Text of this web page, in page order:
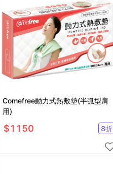
Comefree動力式熱敷墊(半弧型肩
用)
$1150 8折